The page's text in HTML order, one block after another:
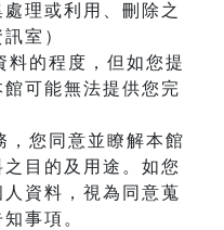
理或利用、刪除之
室）
的程度，但如您提
可能無法提供您完
，您同意並瞭解本館
目的及用途。如您
資料，視為同意蒐
事項。